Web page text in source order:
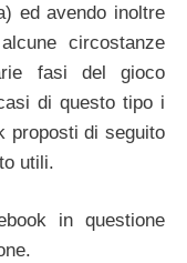
ed avendo inoltre
circostanze
fasi del gioco
di questo tipo i
proposti di seguito
utili.
in questione